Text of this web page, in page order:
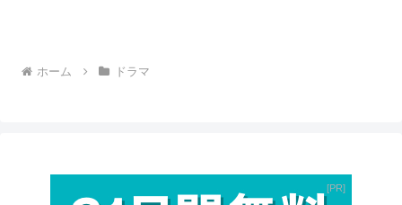
ホーム ドラマ
PR